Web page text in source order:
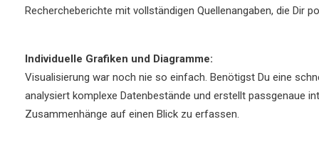
Rechercheberichte mit vollständigen Quellenangaben, die Dir
Individuelle Grafiken und Diagramme:
Visualisierung war noch nie so einfach. Benötigst Du eine
analysiert komplexe Datenbestände und erstellt passgenaue
Zusammenhänge auf einen Blick zu erfassen.